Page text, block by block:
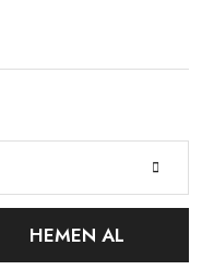
HEMEN AL